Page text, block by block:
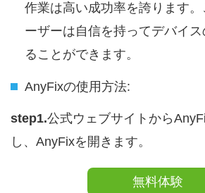
作業は高い成功率を誇ります
ーザーは自信を持ってデバイ
ることができます。
AnyFixの使用方法:
step1.公式ウェブサイトから
し、AnyFixを開きます。
無料体験